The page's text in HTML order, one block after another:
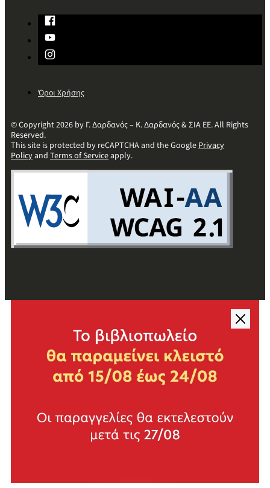
Όροι Χρήσης
© Copyright 2026 by Γ. Δαρδανός – Κ. Δαρδανός & ΣΙΑ ΕΕ. All Rights
Reserved.
This site is protected by reCAPTCHA and the GooglePrivacy
Policyand Terms of Serviceapply.